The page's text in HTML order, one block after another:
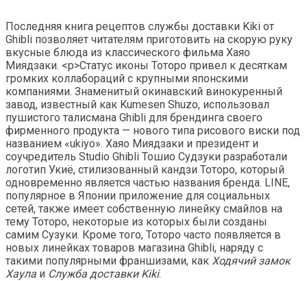
Последняя книга рецептов службы доставки Kiki от
Ghibli позволяет читателям приготовить на скорую руку
вкусные блюда из классического фильма Хаяо
Миядзаки. <р>Статус иконы Тоторо привел к десяткам
громких коллабораций с крупными японскими
компаниями. Знаменитый окинавский винокуренный
завод, известный как Kumesen Shuzo, использовал
пушистого талисмана Ghibli для брендинга своего
фирменного продукта — нового типа рисового виски под
названием «ukiyo». Хаяо Миядзаки и президент и
соучредитель Studio Ghibli Тошио Судзуки разработали
логотип Укиё, стилизованный кандзи Тоторо, который
одновременно является частью названия бренда. LINE,
популярное в Японии приложение для социальных
сетей, также имеет собственную линейку смайлов на
тему Тоторо, некоторые из которых были созданы
самим Сузуки. Кроме того, Тоторо часто появляется в
новых линейках товаров магазина Ghibli, наряду с
такими популярными франшизами, как Ходячий замок
Хаула и Служба доставки Kiki.